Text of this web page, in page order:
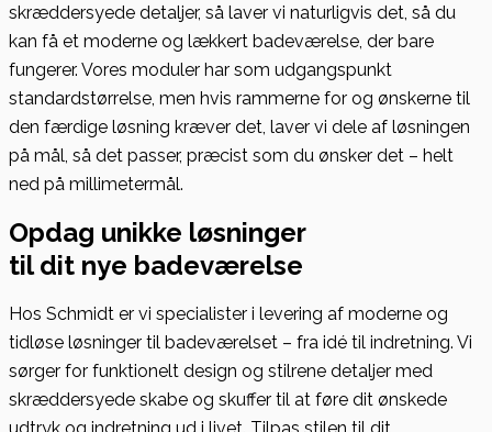
skræddersyede detaljer, så laver vi naturligvis det, så du
kan få et moderne og lækkert badeværelse, der bare
fungerer. Vores moduler har som udgangspunkt
standardstørrelse, men hvis rammerne for og ønskerne til
den færdige løsning kræver det, laver vi dele af løsningen
på mål, så det passer, præcist som du ønsker det – helt
ned på millimetermål.
Opdag unikke løsninger
til dit nye badeværelse
Hos Schmidt er vi specialister i levering af moderne og
tidløse løsninger til badeværelset – fra idé til indretning. Vi
sørger for funktionelt design og stilrene detaljer med
skræddersyede skabe og skuffer til at føre dit ønskede